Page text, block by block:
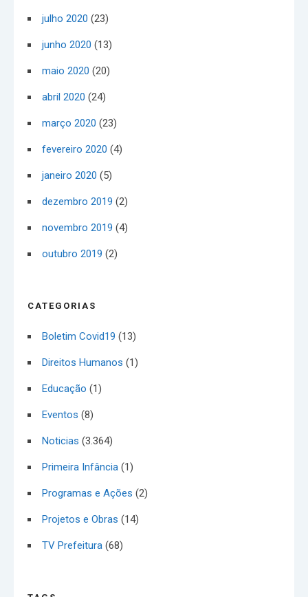
julho 2020 (23)
junho 2020 (13)
maio 2020 (20)
abril 2020 (24)
março 2020 (23)
fevereiro 2020 (4)
janeiro 2020 (5)
dezembro 2019 (2)
novembro 2019 (4)
outubro 2019 (2)
CATEGORIAS
Boletim Covid19 (13)
Direitos Humanos (1)
Educação (1)
Eventos (8)
Noticias (3.364)
Primeira Infância (1)
Programas e Ações (2)
Projetos e Obras (14)
TV Prefeitura (68)